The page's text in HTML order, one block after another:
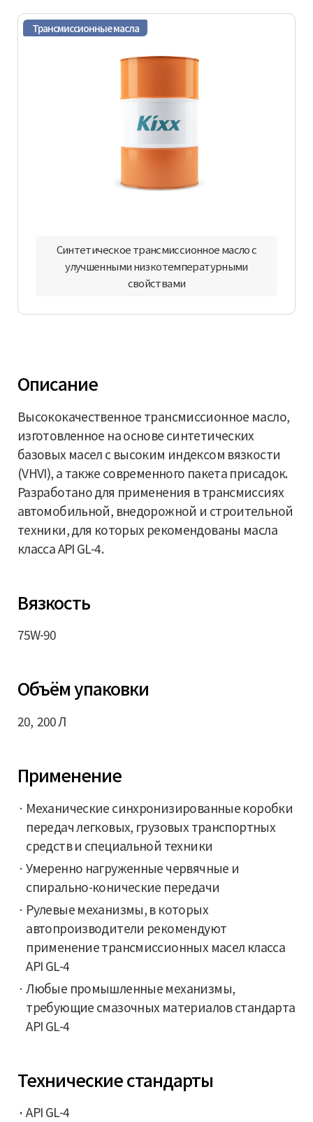
Трансмиссионные масла
Синтетическое трансмиссионное масло с
улучшенными низкотемпературными
свойствами
Описание
Высококачественное трансмиссионное масло,
изготовленное на основе синтетических
базовых масел с высоким индексом вязкости
(VHVI), а также современного пакета присадок.
Разработано для применения в трансмиссиях
автомобильной, внедорожной и строительной
техники, для которых рекомендованы масла
класса API GL-4.
Вязкость
75W-90
Объём упаковки
20, 200 Л
Применение
Механические синхронизированные коробки
передач легковых, грузовых транспортных
средств и специальной техники
Умеренно нагруженные червячные и
спирально-конические передачи
Рулевые механизмы, в которых
автопроизводители рекомендуют
применение трансмиссионных масел класса
API GL-4
Любые промышленные механизмы,
требующие смазочных материалов стандарта
API GL-4
Технические стандарты
API GL-4